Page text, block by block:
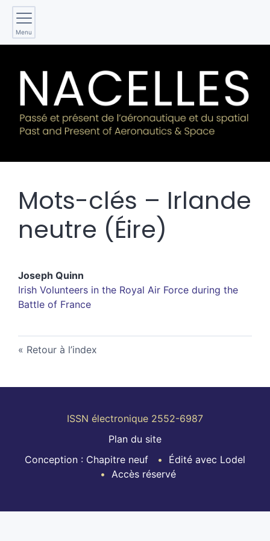
Menu
Mots-clés – Irlande
neutre (Éire)
Joseph Quinn
Irish Volunteers in the Royal Air Force during the
Battle of France
Retour à l’index
ISSN électronique 2552-6987
Plan du site
Conception : Chapitre neuf
Édité avec Lodel
Accès réservé